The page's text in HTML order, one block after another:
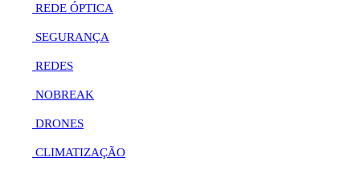
REDE ÓPTICA
SEGURANÇA
REDES
NOBREAK
DRONES
CLIMATIZAÇÃO